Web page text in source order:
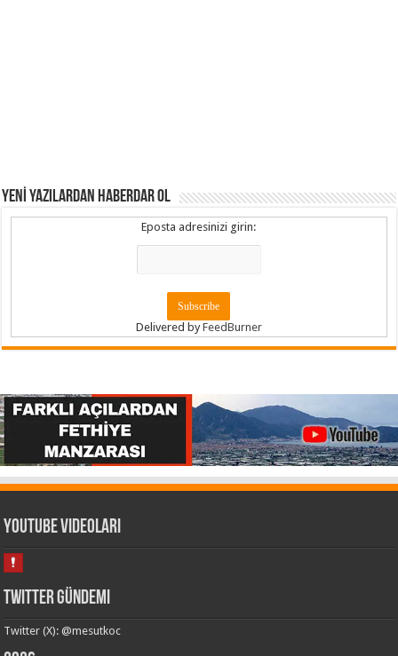
YENİ YAZILARDAN HABERDAR OL
Eposta adresinizi girin:
Delivered byFeedBurner
Youtube Videoları
Twitter Gündemi
Twitter (X): @mesutkoc